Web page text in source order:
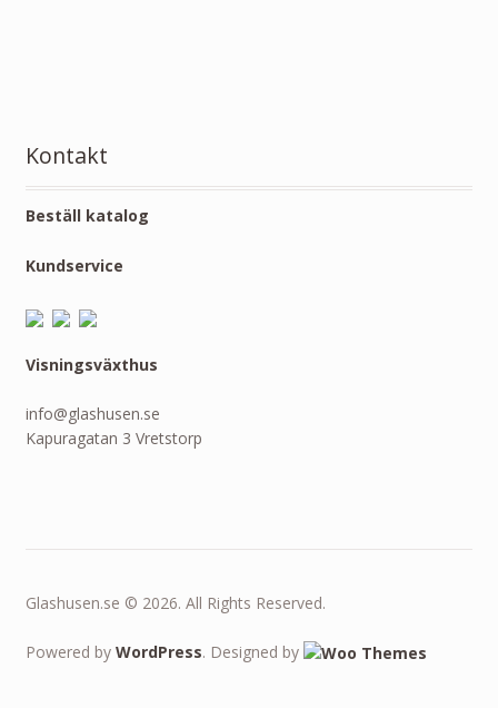
Kontakt
Beställ katalog
Kundservice
Visningsväxthus
info@glashusen.se
Kapuragatan 3 Vretstorp
Glashusen.se © 2026. All Rights Reserved.
Powered by WordPress. Designed by